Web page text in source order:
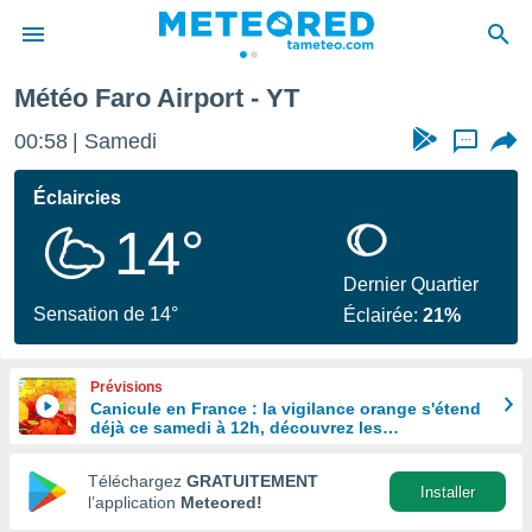
de
en
Météo Faro Airport - YT
00:58 Samedi ...
Éclaircies
14°
Sensation de 14°
Dernier Quartier
Éclairée:21%
Prévisions
Canicule en France : la vigilance orange s'étend
déjà ce samedi à 12h, découvrez les
Téléchargez GRATUITEMENT
l’application Meteored!
Installer